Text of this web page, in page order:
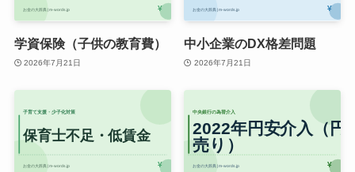
学資保険（子供の教育費）
2026年7月21日
中小企業のDX格差問題
2026年7月21日